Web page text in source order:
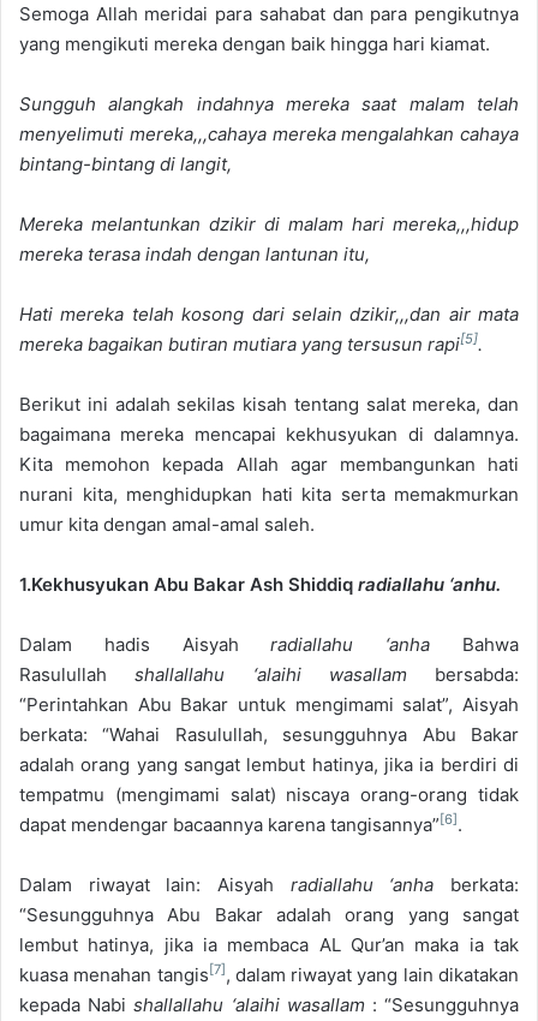
Semoga Allah meridai para sahabat dan para pengikutnya
yang mengikuti mereka dengan baik hingga hari kiamat.
Sungguh alangkah indahnya mereka saat malam telah
menyelimuti mereka,,,cahaya mereka mengalahkan cahaya
bintang-bintang di langit,
Mereka melantunkan dzikir di malam hari mereka,,,hidup
mereka terasa indah dengan lantunan itu,
Hati mereka telah kosong dari selain dzikir,,,dan air mata
mereka bagaikan butiran mutiara yang tersusun rapi[5].
Berikut ini adalah sekilas kisah tentang salat mereka, dan
bagaimana mereka mencapai kekhusyukan di dalamnya.
Kita memohon kepada Allah agar membangunkan hati
nurani kita, menghidupkan hati kita serta memakmurkan
umur kita dengan amal-amal saleh.
1.Kekhusyukan Abu Bakar Ash Shiddiq radiallahu ‘anhu.
Dalam hadis Aisyahradiallahu ‘anha Bahwa
Rasulullahshallallahu ‘alaihi wasallam bersabda:
“Perintahkan Abu Bakar untuk mengimami salat”, Aisyah
berkata: “Wahai Rasulullah, sesungguhnya Abu Bakar
adalah orang yang sangat lembut hatinya, jika ia berdiri di
tempatmu (mengimami salat) niscaya orang-orang tidak
dapat mendengar bacaannya karena tangisannya” [6] .
Dalam riwayat lain: Aisyah radiallahu ‘anha berkata:
“Sesungguhnya Abu Bakar adalah orang yang sangat
lembut hatinya, jika ia membaca AL Qur’an maka ia tak
kuasa menahan tangis [7] , dalam riwayat yang lain dikatakan
kepada Nabishallallahu ‘alaihi wasallam : “Sesungguhnya